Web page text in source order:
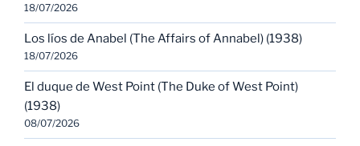
18/07/2026
Los líos de Anabel (The Affairs of Annabel) (1938)
18/07/2026
El duque de West Point (The Duke of West Point)
(1938)
08/07/2026